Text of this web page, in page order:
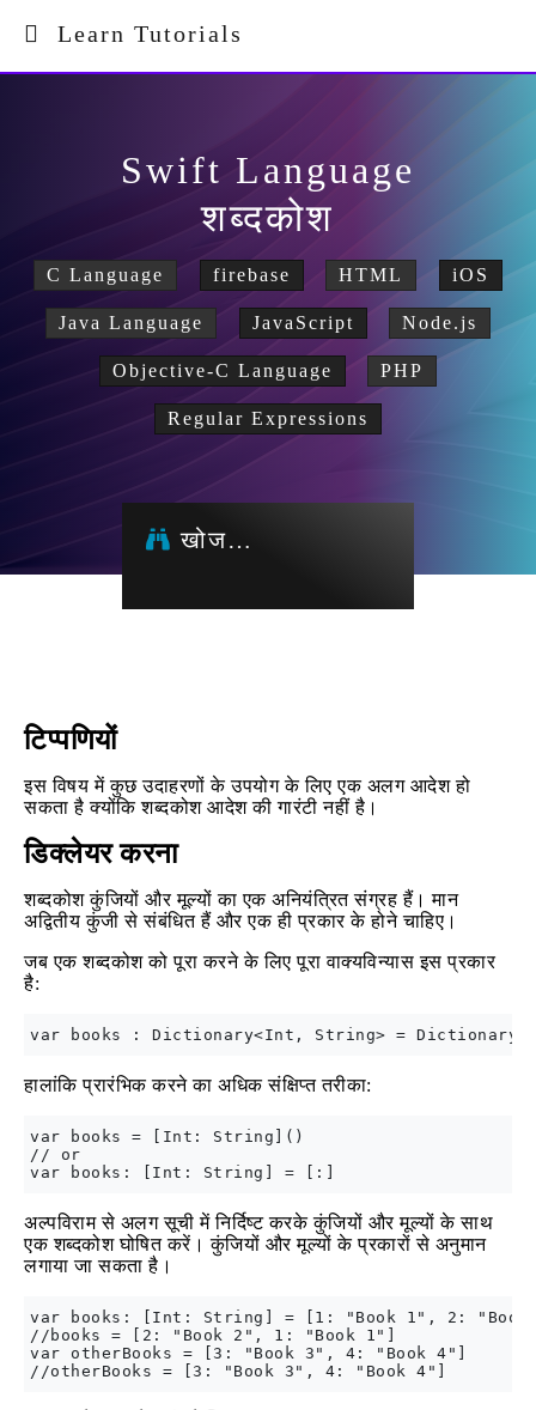
Learn Tutorials
Swift Language
शब्दकोश
C Language firebase HTML iOS
Java Language JavaScript Node.js
Objective-C Language PHP
Regular Expressions
खोज…
टिप्पणियों
इस विषय में कुछ उदाहरणों के उपयोग के लिए एक अलग आदेश हो
सकता है क्योंकि शब्दकोश आदेश की गारंटी नहीं है।
डिक्लेयर करना
शब्दकोश कुंजियों और मूल्यों का एक अनियंत्रित संग्रह हैं। मान
अद्वितीय कुंजी से संबंधित हैं और एक ही प्रकार के होने चाहिए।
जब एक शब्दकोश को पूरा करने के लिए पूरा वाक्यविन्यास इस प्रकार
है:
हालांकि प्रारंभिक करने का अधिक संक्षिप्त तरीका:
var books = [Int: String]()
// or
अल्पविराम से अलग सूची में निर्दिष्ट करके कुंजियों और मूल्यों के साथ
एक शब्दकोश घोषित करें। कुंजियों और मूल्यों के प्रकारों से अनुमान
लगाया जा सकता है।
var books: [Int: String] = [1: "Book 1", 2:
//books = [2: "Book 2", 1: "Book 1"]
var otherBooks = [3: "Book 3", 4: "Book 4"]